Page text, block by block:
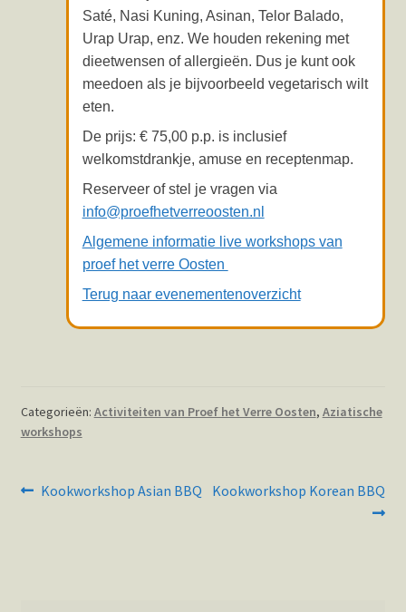
Saté, Nasi Kuning, Asinan, Telor Balado,
Urap Urap, enz. We houden rekening met
dieetwensen of allergieën. Dus je kunt ook
meedoen als je bijvoorbeeld vegetarisch wilt
eten.
De prijs: € 75,00 p.p. is inclusief
welkomstdrankje, amuse en receptenmap.
Reserveer of stel je vragen via
info@proefhetverreoosten.nl
Algemene informatie live workshops van
proef het verre Oosten
Terug naar evenementenoverzicht
Categorieën: Activiteiten van Proef het Verre Oosten, Aziatische
workshops
Bericht
Vorig
Kookworkshop Asian BBQ
Volgend
Kookworkshop Korean BBQ